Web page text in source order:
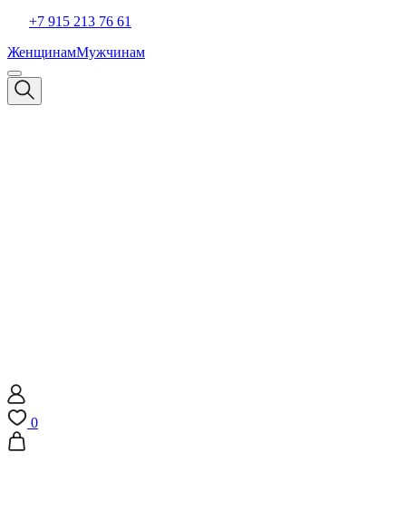
+7 915 213 76 61
ЖенщинамМужчинам
0